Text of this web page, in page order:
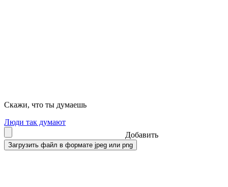
Скажи, что ты думаешь
Люди так думают
Добавить